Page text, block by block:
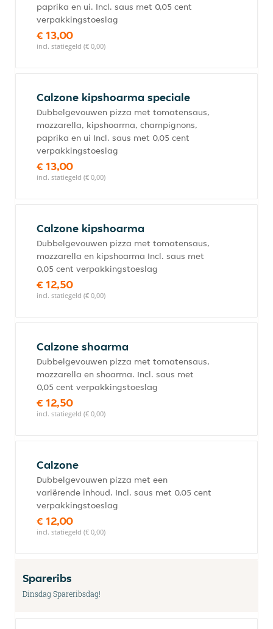
paprika en ui. Incl. saus met 0,05 cent
verpakkingstoeslag
€ 13,00
incl. statiegeld (€ 0,00)
Calzone kipshoarma speciale
Dubbelgevouwen pizza met tomatensaus,
mozzarella, kipshoarma, champignons,
paprika en ui Incl. saus met 0,05 cent
verpakkingstoeslag
€ 13,00
incl. statiegeld (€ 0,00)
Calzone kipshoarma
Dubbelgevouwen pizza met tomatensaus,
mozzarella en kipshoarma Incl. saus met
0,05 cent verpakkingstoeslag
€ 12,50
incl. statiegeld (€ 0,00)
Calzone shoarma
Dubbelgevouwen pizza met tomatensaus,
mozzarella en shoarma. Incl. saus met
0,05 cent verpakkingstoeslag
€ 12,50
incl. statiegeld (€ 0,00)
Calzone
Dubbelgevouwen pizza met een
variërende inhoud. Incl. saus met 0,05 cent
verpakkingstoeslag
€ 12,00
incl. statiegeld (€ 0,00)
Spareribs
Dinsdag Spareribsdag!